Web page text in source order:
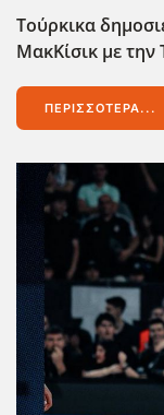
Τούρκικα
ΜακΚίσικ με την
ΠΕΡΙΣΣΌΤΕΡΑ...